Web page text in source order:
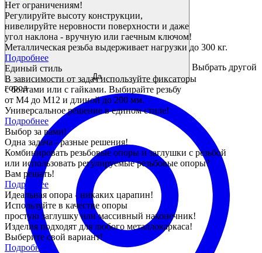
Да
Выбрать другой
город
Нет ограничениям!
Регулируйте высоту конструкции,
нивелируйте неровности поверхности и даже
угол наклона - вручную или гаечным ключом!
Металлическая резьба выдерживает нагрузки до 300 кг.
Подробнее
Единый стиль
В зависимости от задач используйте фиксаторы
с болтами или с гайками. Выбирайте резьбу
от М4 до М12 и длиной до 200 мм.
Универсальное решение в едином стиле!
Подробнее
Выбор за вами!
Одна задача - разные решения!
Комбинировать резьбовые опоры и заглушки с резьбой
или использовать регулируемые резьбовые опоры?
Вам решать!
Подробнее
Идеальная опора - никаких царапин!
Используйте в качестве опоры
простую заглушку или массивный наконечник!
Изделия подходят для любого металлокаркаса!
Выберите свой вариант!
Подробнее